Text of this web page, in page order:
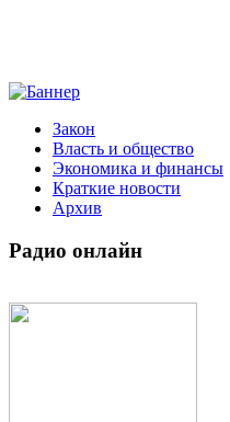
Закон
Власть и общество
Экономика и финансы
Краткие новости
Архив
Радио онлайн